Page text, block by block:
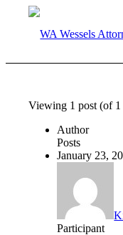
Viewing 1 post (of 1
Author
Posts
January 23,
Participant